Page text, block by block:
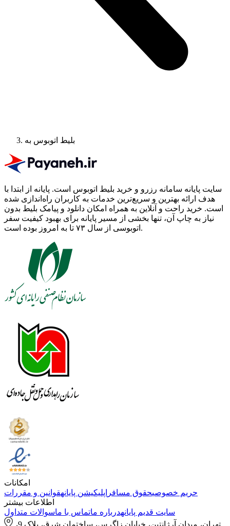
بلیط اتوبوس به
سایت پایانه سامانه رزرو و خرید بلیط اتوبوس است. پایانه از ابتدا با
هدف ارائه بهترین و سریع‌ترین خدمات به کاربران راه‌اندازی شده
است. خرید راحت و آنلاین به همراه امکان دانلود و پیامک بلیط بدون
نیاز به چاپ آن، تنها بخشی از مسیر پایانه برای بهبود کیفیت سفر
اتوبوسی از سال ۷۳ تا به امروز بوده است.
امکانات
حریم خصوصیحقوق مسافر اپلیکیشن پایانهقوانین و مقررات
اطلاعات بیشتر
سایت قدیم پایانهدرباره ماتماس با ماسوالات متداول